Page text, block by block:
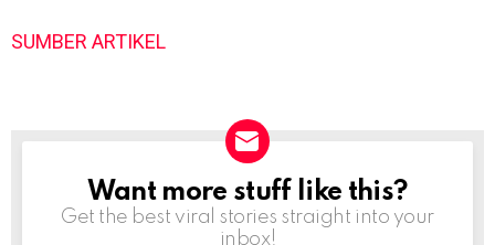
SUMBER ARTIKEL
NEWSLETTER
Want more stuff like this?
Get the best viral stories straight into your
inbox!